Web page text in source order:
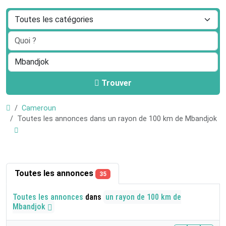
Trouver
Cameroun
Toutes les annonces dans un rayon de 100 km de Mbandjok
Toutes les annonces 35
Toutes les annonces dans un rayon de 100 km de
Mbandjok